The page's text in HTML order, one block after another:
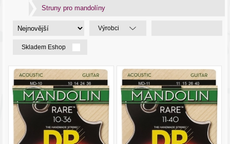
Struny pro mandolíny
Výrobci
Skladem Eshop